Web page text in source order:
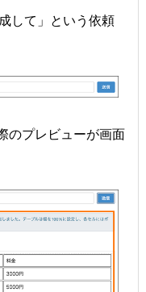
して」という依頼
のプレビューが画面